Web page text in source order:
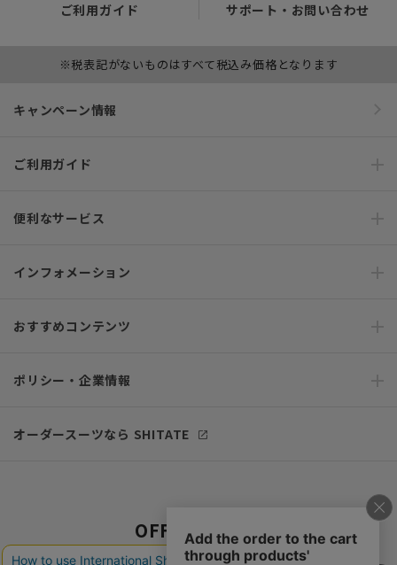
ご利用ガイド サポート・お問い合わせ
※税表記がないものはすべて税込み価格となります
キャンペーン情報
ご利用ガイド
便利なサービス
インフォメーション
おすすめコンテンツ
ポリシー・企業情報
オーダースーツなら SHITATE
OFFICIAL SNS